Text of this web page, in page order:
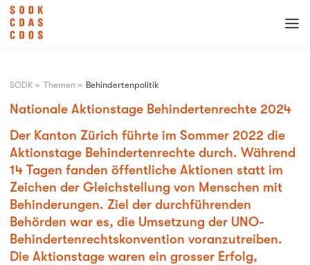
SODK » Themen » Behindertenpolitik
Nationale Aktionstage Behindertenrechte 2024
Der Kanton Zürich führte im Sommer 2022 die
Aktionstage Behindertenrechte durch. Während
14 Tagen fanden öffentliche Aktionen statt im
Zeichen der Gleichstellung von Menschen mit
Behinderungen. Ziel der durchführenden
Behörden war es, die Umsetzung der UNO-
Behindertenrechtskonvention voranzutreiben.
Die Aktionstage waren ein grosser Erfolg,